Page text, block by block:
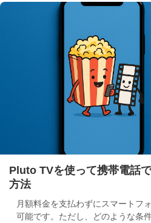
Pluto TVを使って携帯電話
方法
月額料金を支払わずにスマートフ
可能です。ただし、どのような条